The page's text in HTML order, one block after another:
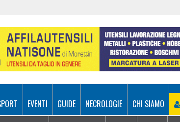
EVENTI GUIDE NECROLOGIE CHI SIAMO